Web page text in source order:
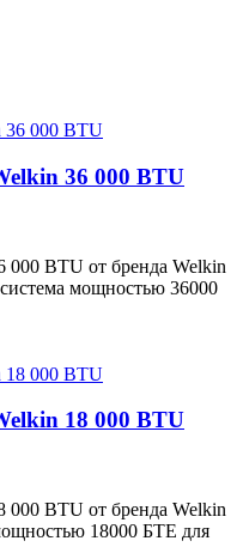
36 000 BTU
BTU от бренда Welkin
мощностью 36000
18 000 BTU
BTU от бренда Welkin
18000 БТЕ для